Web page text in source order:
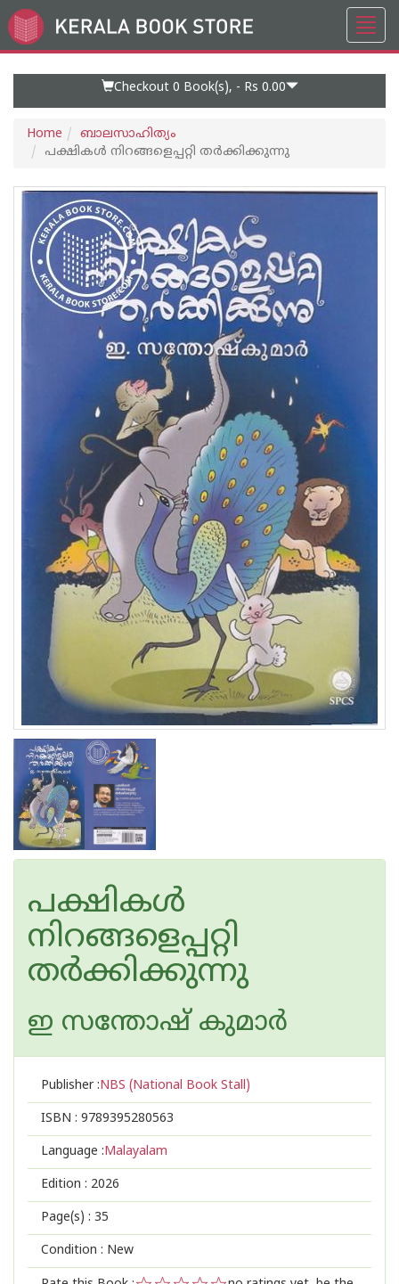
Go
to
Checkout 0 Book(s), - Rs 0.00
Home
ബാലസാഹിത്യം
പക്ഷികൾ നിറങ്ങളെപ്പറ്റി തർക്കിക്കുന്നു
പക്ഷികൾ
നിറങ്ങളെപ്പറ്റി
തർക്കിക്കുന്നു
ഇ സന്തോഷ് കുമാര്‍
Publisher :NBS (National Book Stall)
ISBN : 9789395280563
Language :Malayalam
Edition : 2026
Page(s) : 35
Condition : New